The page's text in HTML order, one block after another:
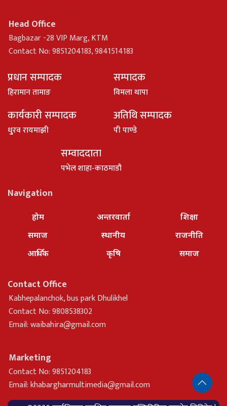
Head Office
Bagbazar -28 VIP Marg, KTM
Contact No: 9851204183, 9841514183
प्रधान सम्पादक
हिरामान तामाङ
सम्पादक
विमला थापा
कार्यकारी सम्पादक
धु्रव रायमाझी
अतिथि सम्पादक
पी पाण्डे
सम्वाददाता
पभेल शाहा-काठमाडौ
Navigation
होम
समाज
आर्थिक
अन्तरवार्ता
स्थानीय
कृषि
शिक्षा
राजनीति
समाज
Contact Office
Kabhepalanchok, bus park Dhulikhel
Contact No: 9808538302
Email:waibahira@gmail.com
Marketing
Contact No: 9851204183
Email:khabargharmultimedia@gmail.com